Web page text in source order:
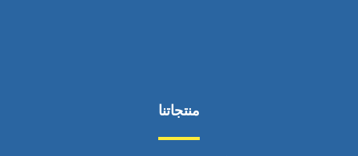
منتجاتنا